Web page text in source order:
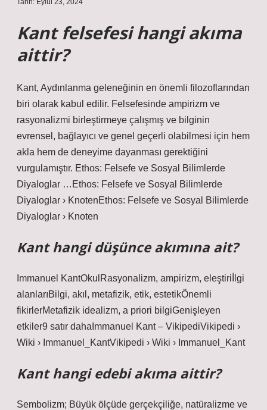
Tarih: Eylül 23, 2024
Kant felsefesi hangi akıma
aittir?
Kant, Aydınlanma geleneğinin en önemli filozoflarından
biri olarak kabul edilir. Felsefesinde ampirizm ve
rasyonalizmi birleştirmeye çalışmış ve bilginin
evrensel, bağlayıcı ve genel geçerli olabilmesi için hem
akla hem de deneyime dayanması gerektiğini
vurgulamıştır. Ethos: Felsefe ve Sosyal Bilimlerde
Diyaloglar …Ethos: Felsefe ve Sosyal Bilimlerde
Diyaloglar › KnotenEthos: Felsefe ve Sosyal Bilimlerde
Diyaloglar › Knoten
Kant hangi düşünce akımına ait?
Immanuel KantOkulRasyonalizm, ampirizm, eleştiriİlgi
alanlarıBilgi, akıl, metafizik, etik, estetikÖnemli
fikirlerMetafizik idealizm, a priori bilgiGenişleyen
etkiler9 satır dahaImmanuel Kant – VikipediVikipedi ›
Wiki › Immanuel_KantVikipedi › Wiki › Immanuel_Kant
Kant hangi edebi akıma aittir?
Sembolizm; Büyük ölçüde gerçekçiliğe, natüralizme ve